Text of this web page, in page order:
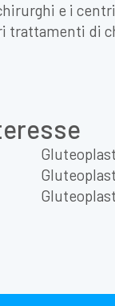
e i
trattamenti di